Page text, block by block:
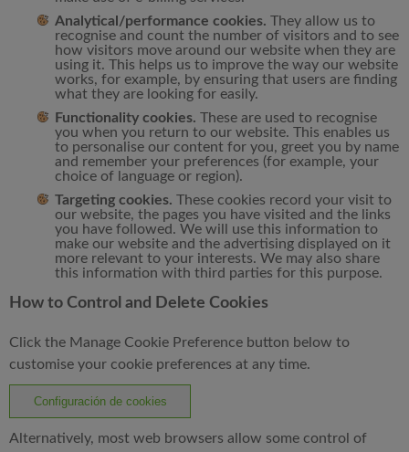
Analytical/performance cookies. They allow us to
recognise and count the number of visitors and to see
how visitors move around our website when they are
using it. This helps us to improve the way our website
works, for example, by ensuring that users are finding
what they are looking for easily.
Functionality cookies. These are used to recognise
you when you return to our website. This enables us
to personalise our content for you, greet you by name
and remember your preferences (for example, your
choice of language or region).
Targeting cookies. These cookies record your visit to
our website, the pages you have visited and the links
you have followed. We will use this information to
make our website and the advertising displayed on it
more relevant to your interests. We may also share
this information with third parties for this purpose.
How to Control and Delete Cookies
Click the Manage Cookie Preference button below to
customise your cookie preferences at any time.
Configuración de cookies
Alternatively, most web browsers allow some control of